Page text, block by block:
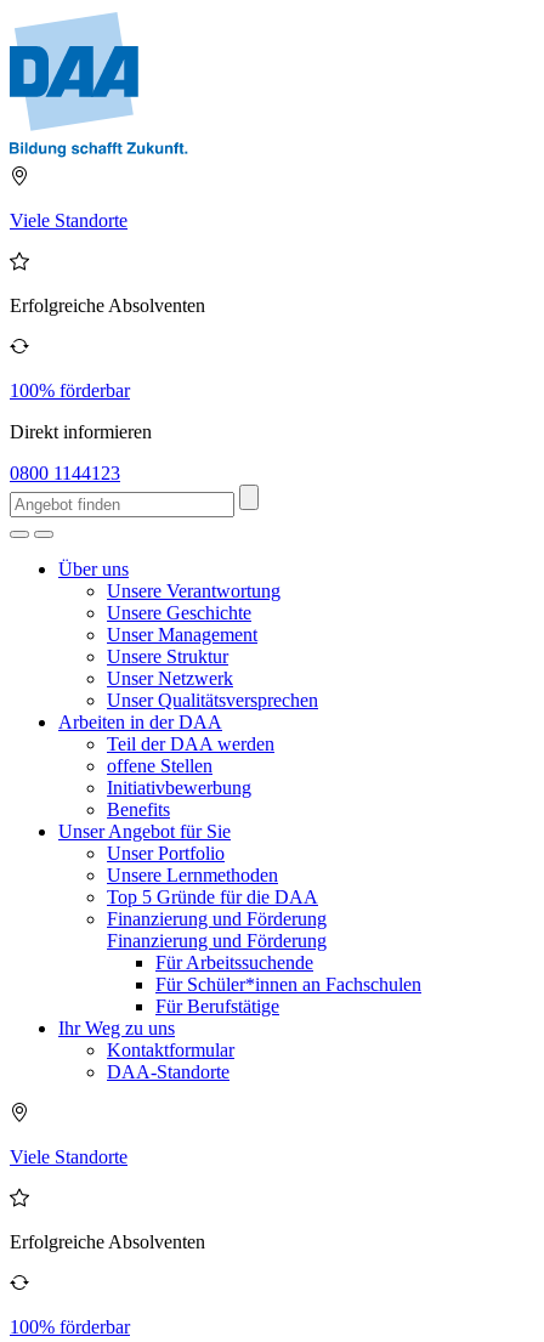
Viele Standorte
Erfolgreiche Absolventen
100% förderbar
Direkt informieren
0800 1144123
Über uns
Unsere Verantwortung
Unsere Geschichte
Unser Management
Unsere Struktur
Unser Netzwerk
Unser Qualitätsversprechen
Arbeiten in der DAA
Teil der DAA werden
offene Stellen
Initiativbewerbung
Benefits
Unser Angebot für Sie
Unser Portfolio
Unsere Lernmethoden
Top 5 Gründe für die DAA
Finanzierung und Förderung
Finanzierung und Förderung
Für Arbeitssuchende
Für Schüler*innen an Fachschulen
Für Berufstätige
Ihr Weg zu uns
Kontaktformular
DAA-Standorte
Viele Standorte
Erfolgreiche Absolventen
100% förderbar